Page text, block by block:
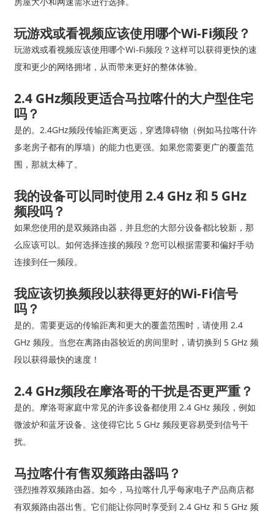
玩游戏或看视频应该使用哪个Wi-Fi频段？
玩游戏或看视频应该使用哪个Wi-Fi频段？这样可以获得更快的速
度和更少的网络拥堵，从而带来更好的整体体验。
2.4 GHz频段更适合马拉喀什的大户型住宅
吗？
是的。2.4GHz频段传输距离更远，穿透障碍物（例如马拉喀什许
多老房子都有的厚墙）的能力也更强。如果您需要更广的覆盖范
围，那就太棒了。
我的设备可以同时使用 2.4 GHz 和 5 GHz
频段吗？
如果您使用的是双频路由器，并且您的大部分设备都比较新，那
么应该可以。如何选择连接的频段？您可以根据需要和偏好手动
连接到任一频段。
我应该切换频段以获得更好的Wi-Fi信号
吗？
是的。需要更远的传输距离和更大的覆盖范围时，请使用 2.4
GHz 频段。当您在离路由器较近的房间里时，请切换到 5 GHz 频
段以获得最快的速度！
2.4 GHz频段在摩洛哥的干扰是否更严重？
是的。摩洛哥家庭中常见的许多设备都使用 2.4 GHz 频段，例如
微波炉和蓝牙设备。这使得它比 5 GHz 频段更容易受到信号干
扰。
马拉喀什有售双频路由器吗？
强烈推荐双频路由器。如今，马拉喀什几乎每家电子产品商店都
有双频路由器出售。它们能让你同时享受到 2.4 GHz 和 5 GHz 频